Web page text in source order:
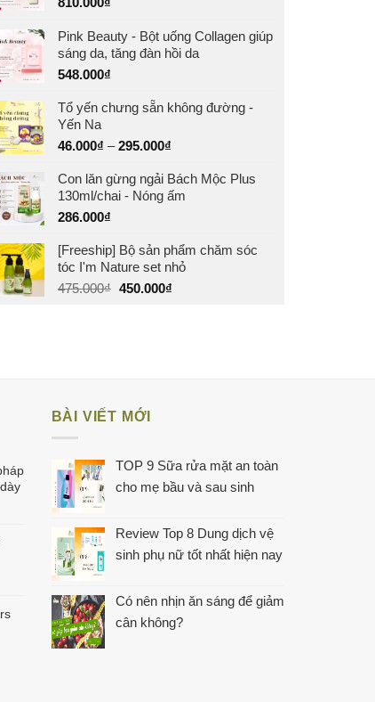
Pink Beauty - Bột uống Collagen giúp
sáng da, tăng đàn hồi da
548.000₫
Tổ yến chưng sẵn không đường -
Yến Na
46.000₫ –295.000₫
Con lăn gừng ngải Bách Mộc Plus
130ml/chai - Nóng ấm
286.000₫
[Freeship] Bộ sản phẩm chăm sóc
tóc I'm Nature set nhỏ
475.000₫ Giá
450.000₫Giá
BÀI VIẾT MỚI
TOP 9 Sữa rửa mặt an toàn
cho mẹ bầu và sau sinh
Review Top 8 Dung dịch vệ
sinh phụ nữ tốt nhất hiện nay
Có nên nhịn ăn sáng để giảm
cân không?